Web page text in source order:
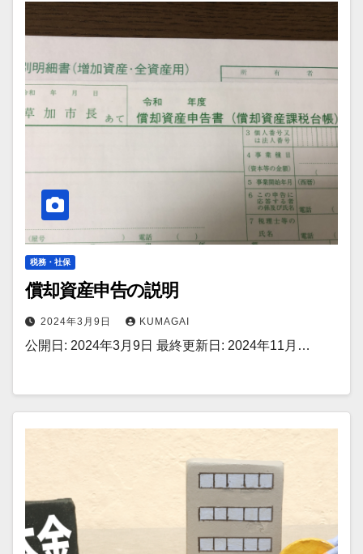
税務・社保
償却資産申告の説明
2024年3月9日 KUMAGAI
公開日: 2024年3月9日 最終更新日: 2024年11月…